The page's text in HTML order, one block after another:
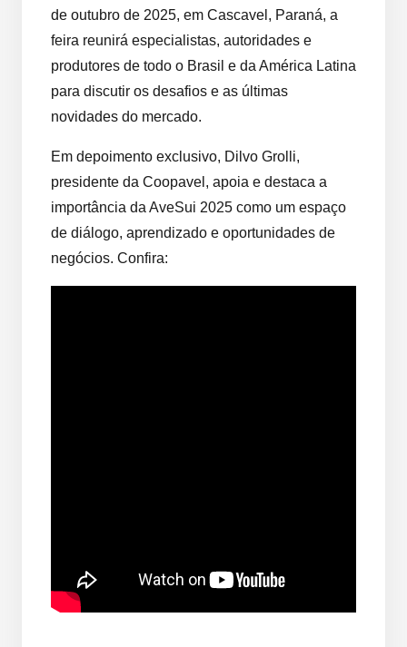
de outubro de 2025, em Cascavel, Paraná, a
feira reunirá especialistas, autoridades e
produtores de todo o Brasil e da América Latina
para discutir os desafios e as últimas
novidades do mercado.
Em depoimento exclusivo, Dilvo Grolli,
presidente da Coopavel, apoia e destaca a
importância da AveSui 2025 como um espaço
de diálogo, aprendizado e oportunidades de
negócios. Confira: